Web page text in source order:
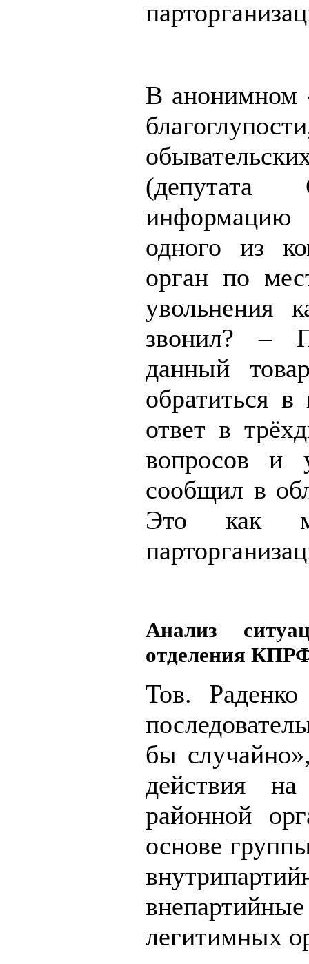
В анонимном
(депутата
информацию
одного из
орган по
звонил? –
данный
обратиться
ответ в
вопросов и
сообщил в
Это как
Анализ
отделения
Тов.
бы
действия
районной
основе
легитимных